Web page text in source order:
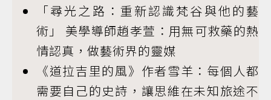
「尋光之路：重新認識梵谷與他的藝
術」 美學導師趙孝萱：用無可救藥的熱
情認真，做藝術界的靈媒
《道拉吉里的風》作者雪羊：每個人都
需要自己的史詩，讓思維在未知旅途不